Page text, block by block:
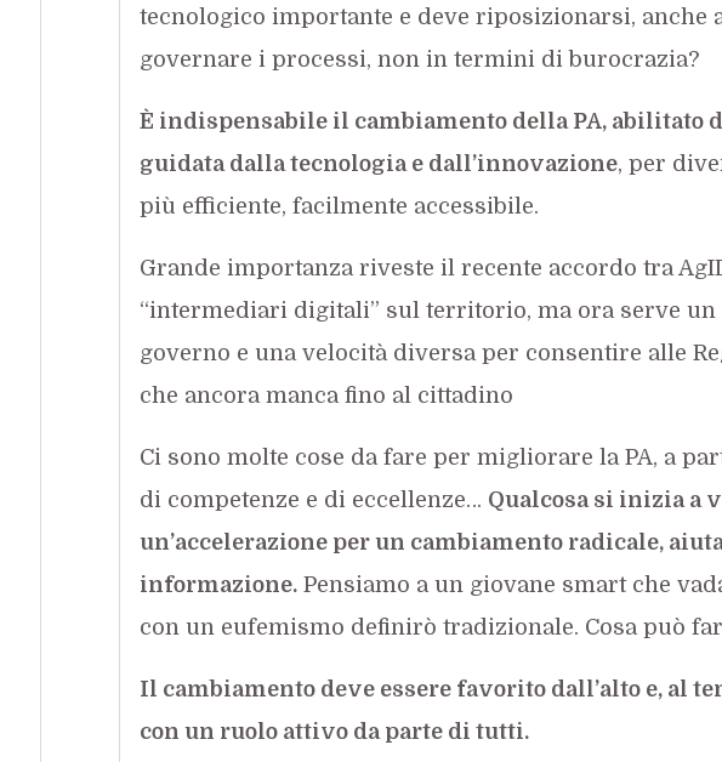
tecnologico importante e deve riposizionarsi, anche
governare i processi, non in termini di burocrazia?
È indispensabile il cambiamento della PA, abilitato
guidata dalla tecnologia e dall’innovazione, per
più efficiente, facilmente accessibile.
Grande importanza riveste il recente accordo tra
“intermediari digitali” sul territorio, ma ora serve
governo e una velocità diversa per consentire alle
che ancora manca fino al cittadino
Ci sono molte cose da fare per migliorare la PA, a
di competenze e di eccellenze… Qualcosa si inizia a
un’accelerazione per un cambiamento radicale,
informazione.Pensiamo a un giovane smart che
con un eufemismo definirò tradizionale. Cosa può
Il cambiamento deve essere favorito dall’alto e, al
con un ruolo attivo da parte di tutti.